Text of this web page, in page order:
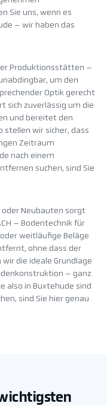
Sie uns, wenn es
– wir haben das
Produktionsstätten –
um den
Optik gerecht
sich zuverlässig um die
und bereitet den
stellen wir sicher, dass
Zeitraum
nach einem
suchen, sind Sie
oder Neubauten sorgt
– Bodentechnik für
weitläufige Beläge
ohne dass der
die ideale Grundlage
– ganz
also in Buxtehude sind
sind Sie hier genau